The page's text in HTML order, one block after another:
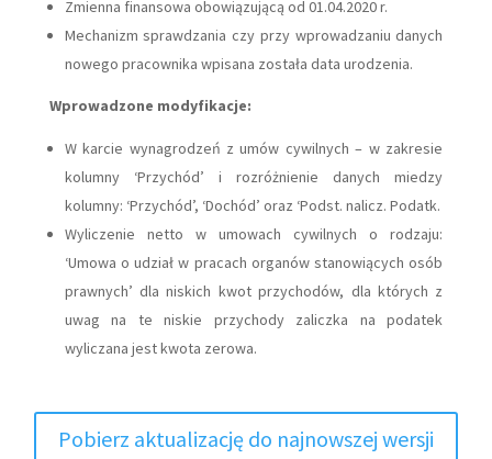
Zmienna finansowa obowiązującą od 01.04.2020 r.
Mechanizm sprawdzania czy przy wprowadzaniu danych
nowego pracownika wpisana została data urodzenia.
Wprowadzone modyfikacje:
W karcie wynagrodzeń z umów cywilnych – w zakresie
kolumny ‘Przychód’ i rozróżnienie danych miedzy
kolumny: ‘Przychód’, ‘Dochód’ oraz ‘Podst. nalicz. Podatk.
Wyliczenie netto w umowach cywilnych o rodzaju:
‘Umowa o udział w pracach organów stanowiących osób
prawnych’ dla niskich kwot przychodów, dla których z
uwag na te niskie przychody zaliczka na podatek
wyliczana jest kwota zerowa.
Pobierz aktualizację do najnowszej wersji